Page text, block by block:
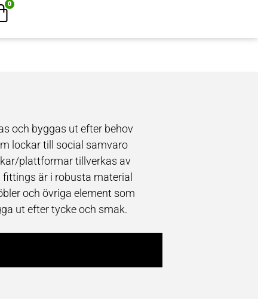
0
och byggas ut efter behov
lockar till social samvaro
plattformar tillverkas av
är i robusta material
och övriga element som
ut efter tycke och smak.
ytor som kan användas på